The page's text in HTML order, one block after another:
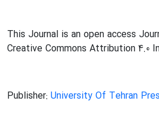
This Journal is an open access
Creative Commons Attribution 4.0
Publisher: University Of Tehran